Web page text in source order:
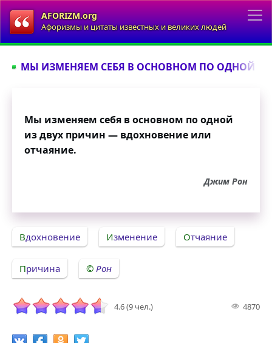
AFORIZM.org
Афоризмы и цитаты известных и великих людей
МЫ ИЗМЕНЯЕМ СЕБЯ В ОСНОВНОМ ПО ОДНОЙ
Мы изменяем себя в основном по одной
из двух причин — вдохновение или
отчаяние.
Джим Рон
Вдохновение Изменение Отчаяние
Причина Рон
4.6 (9 чел.) 4870